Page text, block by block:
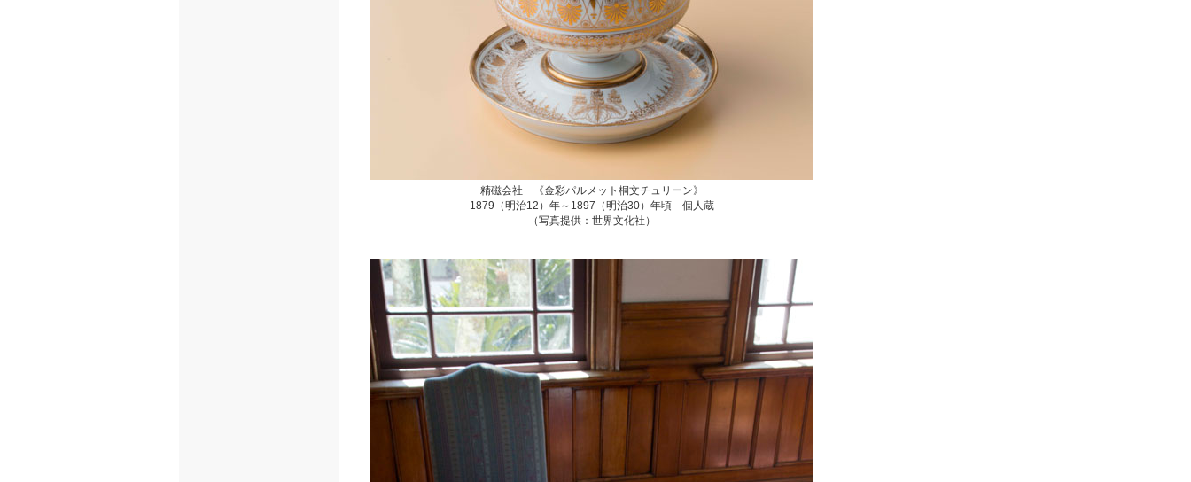
精磁会社 《金彩パルメット桐文チュリーン》
1879（明治12）年～1897（明治30）年頃 個人蔵
（写真提供：世界文化社）